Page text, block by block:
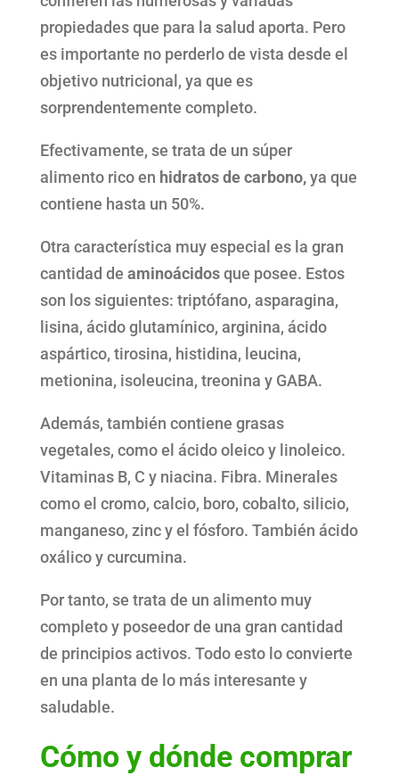
propiedades que para la salud aporta. Pero
es importante no perderlo de vista desde el
objetivo nutricional, ya que es
sorprendentemente completo.
Efectivamente, se trata de un súper
alimento rico en hidratos de carbono,ya que
contiene hasta un 50%.
Otra característica muy especial es la gran
cantidad de aminoácidosque posee. Estos
son los siguientes: triptófano, asparagina,
lisina, ácido glutamínico, arginina, ácido
aspártico, tirosina, histidina, leucina,
metionina, isoleucina, treonina y GABA.
Además, también contiene grasas
vegetales, como el ácido oleico y linoleico.
Vitaminas B, C y niacina. Fibra. Minerales
como el cromo, calcio, boro, cobalto, silicio,
manganeso, zinc y el fósforo. También ácido
oxálico y curcumina.
Por tanto, se trata de un alimento muy
completo y poseedor de una gran cantidad
de principios activos. Todo esto lo convierte
en una planta de lo más interesante y
saludable.
Cómo y dónde comprar